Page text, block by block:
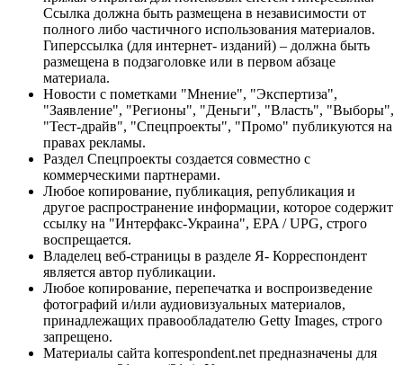
Ссылка должна быть размещена в независимости от
полного либо частичного использования материалов.
Гиперссылка (для интернет- изданий) – должна быть
размещена в подзаголовке или в первом абзаце
материала.
Новости с пометками "Мнение", "Экспертиза",
"Заявление", "Регионы", "Деньги", "Власть", "Выборы",
"Тест-драйв", "Спецпроекты", "Промо" публикуются на
правах рекламы.
Раздел Спецпроекты создается совместно с
коммерческими партнерами.
Любое копирование, публикация, републикация и
другое распространение информации, которое содержит
ссылку на "Интерфакс-Украина", EPA / UPG, строго
воспрещается.
Владелец веб-страницы в разделе Я- Корреспондент
является автор публикации.
Любое копирование, перепечатка и воспроизведение
фотографий и/или аудиовизуальных материалов,
принадлежащих правообладателю Getty Images, строго
запрещено.
Материалы сайта korrespondent.net предназначены для